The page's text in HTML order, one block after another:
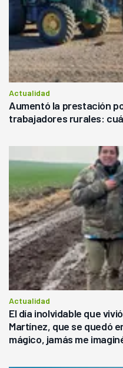
Actualidad
Aumentó la prestación
trabajadores rurales:
Actualidad
El día inolvidable que
Martínez, que se quedó
mágico, jamás me